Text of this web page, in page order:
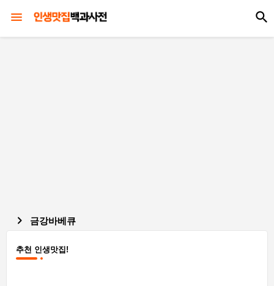
금강바베큐
추천 인생맛집!